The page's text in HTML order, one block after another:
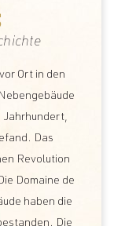
Ort in den
Jahrhundert,
Das
Revolution
Domaine de
haben die
Die